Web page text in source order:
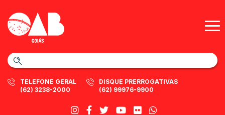
TELEFONE GERAL
(62) 3238-2000
DISQUE PRERROGATIVAS
(62) 99976-9900